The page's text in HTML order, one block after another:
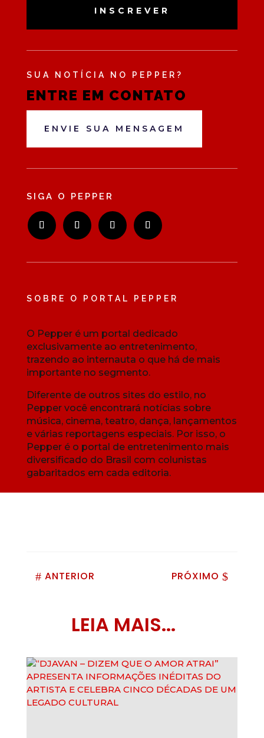
INSCREVER
SUA NOTÍCIA NO PEPPER?
ENTRE EM CONTATO
ENVIE SUA MENSAGEM
SIGA O PEPPER
SOBRE O PORTAL PEPPER
O Pepper é um portal dedicado
exclusivamente ao entretenimento,
trazendo ao internauta o que há de mais
importante no segmento.
Diferente de outros sites do estilo, no
Pepper você encontrará notícias sobre
música, cinema, teatro, dança, lançamentos
e várias reportagens especiais. Por isso, o
Pepper é o portal de entretenimento mais
diversificado do Brasil com colunistas
gabaritados em cada editoria.
# ANTERIOR PRÓXIMO $
LEIA MAIS...